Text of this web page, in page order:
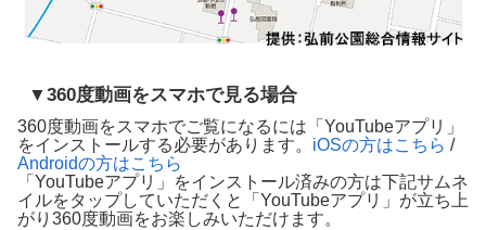
▼360度動画をスマホで見る場合
360度動画をスマホでご覧になるには「YouTubeアプリ」
をインストールする必要があります。 iOSの方はこちら /
Androidの方はこちら
「YouTubeアプリ」をインストール済みの方は下記サムネ
イルをタップしていただくと「YouTubeアプリ」が立ち上
がり360度動画をお楽しみいただけます。